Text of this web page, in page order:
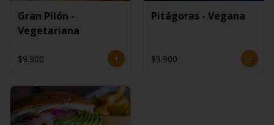
Gran Pilón -
Vegetariana
$9.900
Pitágoras - Vegana
$9.900